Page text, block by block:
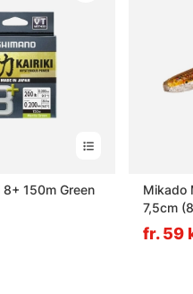
8+ 150m Green
Mikado
7,5cm
fr. 59